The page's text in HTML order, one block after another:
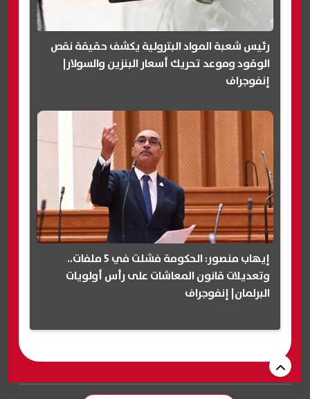
رئيس شعبة المواد البترولية يكشف حقيقة نقص
الوقود وموعد تحريك أسعار البنزين والسولار|
إنفوجراف
إيهاب منصور: الحكومة فشلت في 5 ملفات..
وتعديلات قانون المعاشات على رأس أولويات
البرلمان| إنفوجراف